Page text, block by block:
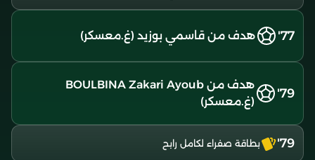
77' هدف من قاسمي بوزيد (غ.معسكر)
79'
هدف من BOULBINA Zakari Ayoub
(غ.معسكر)
79' بطاقة صفراء لكامل رابح